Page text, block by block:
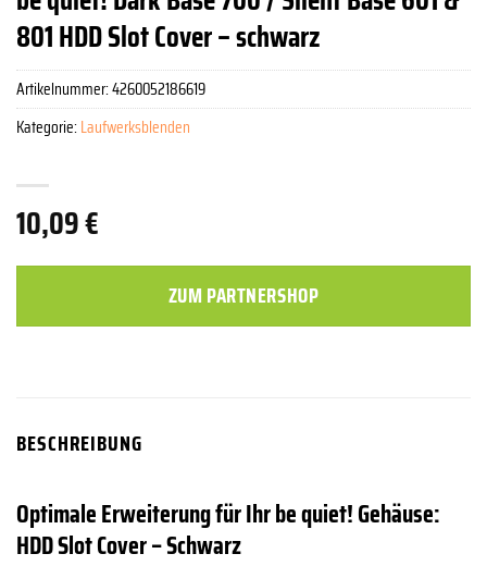
801 HDD Slot Cover – schwarz
10,09€
ZUM PARTNERSHOP
Artikelnummer:4260052186619
Kategorie:Laufwerksblenden
BESCHREIBUNG
Optimale Erweiterung für Ihr be quiet! Gehäuse:
HDD Slot Cover – Schwarz